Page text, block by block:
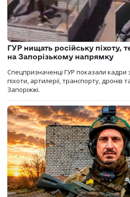
ГУР нищать російську піхоту,
на Запорізькому напрямку
Спецпризначенці ГУР показали кадри
піхоти, артилерії, транспорту, дронів
Запоріжжі.